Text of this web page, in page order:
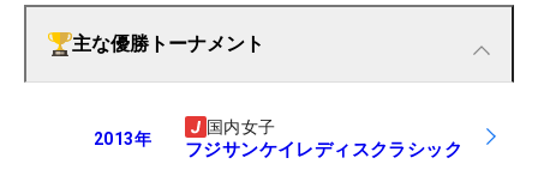
主な優勝トーナメント
2013年
国内女子
フジサンケイレディスクラシック